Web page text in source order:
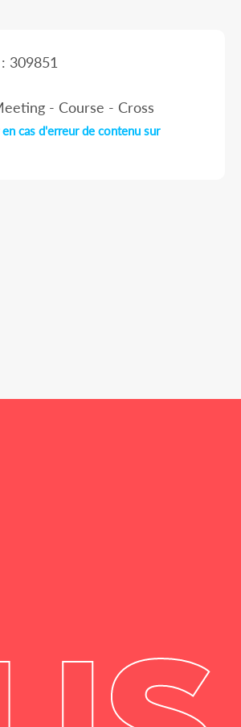
309851
- Course - Cross
cas d'erreur de contenu sur